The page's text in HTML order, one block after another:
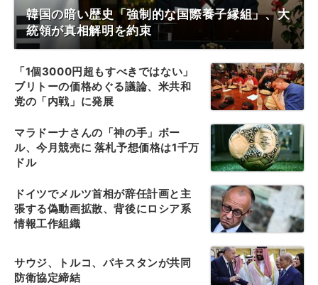
韓国の暗い歴史「強制的な国際養子縁組」、大
統領が真相解明を約束
「1個3000円超もすべきではない」
ブリトーの価格めぐる議論、米共和
党の「内戦」に発展
マラドーナさんの「神の手」ボー
ル、今月競売に 落札予想価格は1千万
ドル
ドイツでメルツ首相が辞任計画と主
張する偽動画拡散、背後にロシア系
情報工作組織
サウジ、トルコ、パキスタンが共同
防衛協定締結